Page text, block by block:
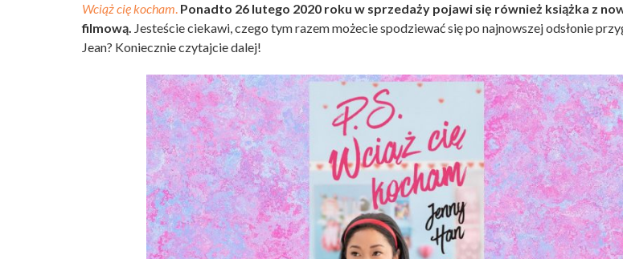
Wciąż cię kocham. Ponadto 26 lutego 2020 roku w sprzedaży pojawi się również książka z
filmową. Jesteście ciekawi, czego tym razem możecie spodziewać się po najnowszej odsłonie
Jean? Koniecznie czytajcie dalej!